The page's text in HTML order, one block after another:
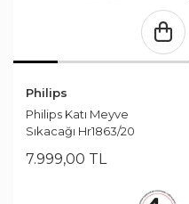
Philips
Philips Katı Meyve
Sıkacağı Hr1863/20
7.999,00 TL